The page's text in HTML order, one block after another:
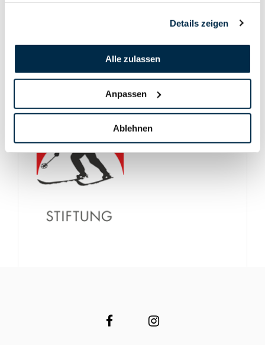
Details zeigen
Alle zulassen
Anpassen
Ablehnen